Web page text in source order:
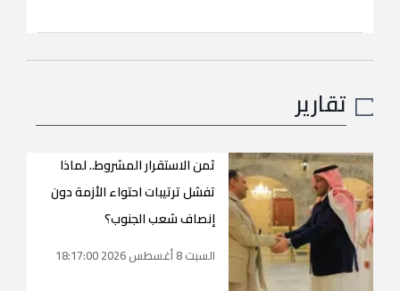
تقارير
ثمن الاستقرار المشروط.. لماذا
تفشل ترتيبات احتواء الأزمة دون
إنصاف شعب الجنوب؟
السبت 8 أغسطس 2026 18:17:00